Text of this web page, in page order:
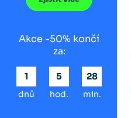
Akce -50% končí
za:
1
dnů
5
hod.
28
min.